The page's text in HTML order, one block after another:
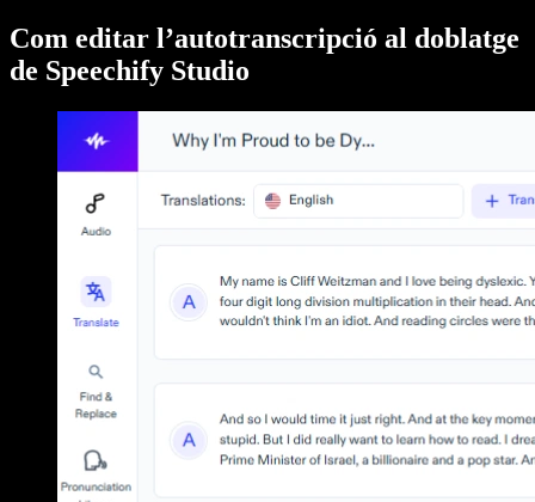
Com editar l’autotranscripció al doblatge
de Speechify Studio